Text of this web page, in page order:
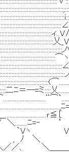
::::::::::::::::::二ﾆ＝
＿__ー=ﾆ
「 ＼
／ ｜ ＼＿
ゝ―く //
〉 //
, ﾉ ＼
＼＿＿＿